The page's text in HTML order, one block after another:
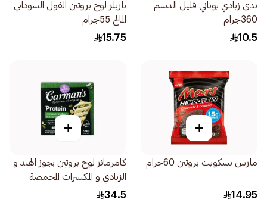
ندى زبادي يوناني قليل الدسم
360جرام
10.5
باربلز لوح بروتين الفول السوداني
المالح 55جرام
15.75
+
مارس بسكويت بروتين 60جرام
14.95
+
كامرمانز لوح بروتين بجوز الهند و
الزبادي و المكسرات المحمصة
200جرام
34.5